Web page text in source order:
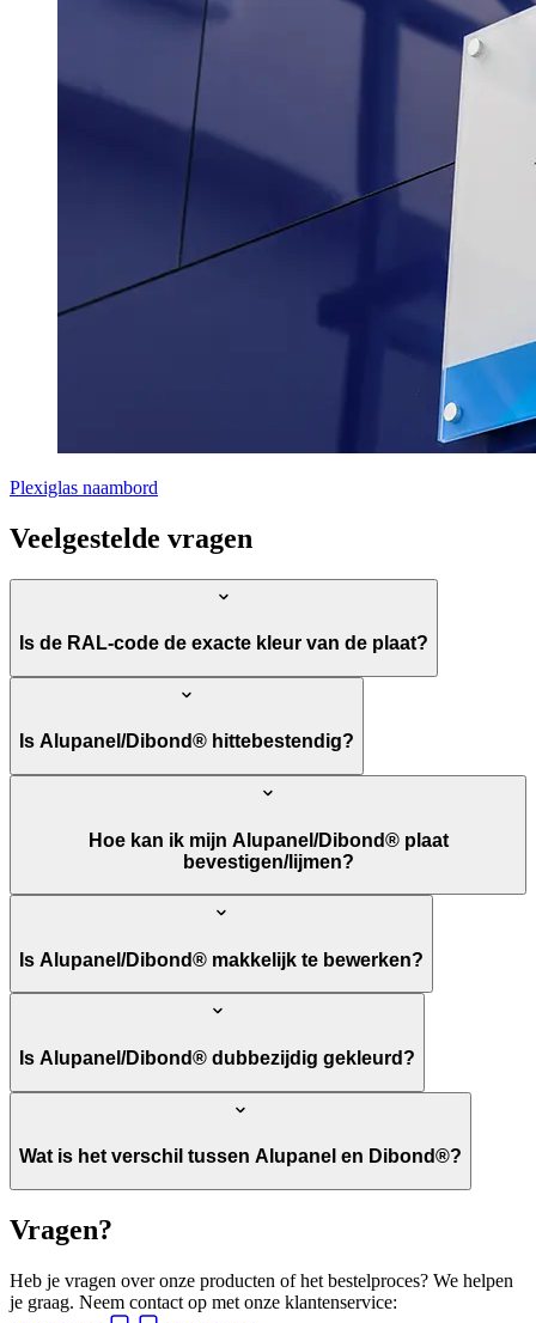
Plexiglas naambord
Veelgestelde vragen
Is de RAL-code de exacte kleur van de plaat?
Is Alupanel/Dibond® hittebestendig?
Hoe kan ik mijn Alupanel/Dibond® plaat
bevestigen/lijmen?
Is Alupanel/Dibond® makkelijk te bewerken?
Is Alupanel/Dibond® dubbezijdig gekleurd?
Wat is het verschil tussen Alupanel en Dibond®?
Vragen?
Heb je vragen over onze producten of het bestelproces? We helpen
je graag. Neem contact op met onze klantenservice: